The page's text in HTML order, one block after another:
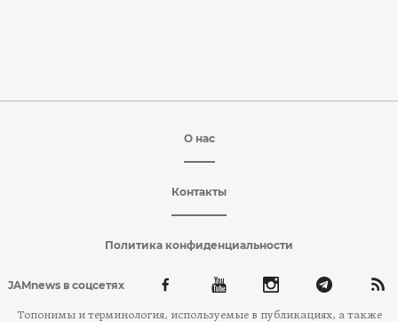
О нас
Контакты
Политика конфиденциальности
JAMnews в соцсетях
Топонимы и терминология, используемые в публикациях, а также